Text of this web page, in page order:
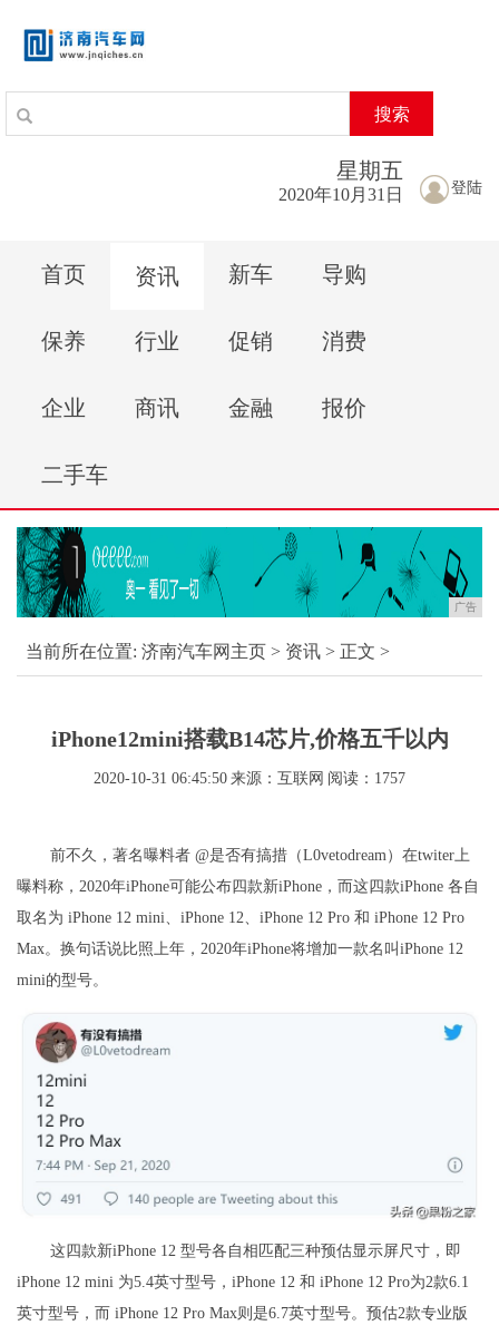
搜索
登陆
星期五
2020年10月31日
首页 资讯 新车 导购
保养 行业 促销 消费
企业 商讯 金融 报价
二手车
广告
当前所在位置: 济南汽车网主页 > 资讯 > 正文 >
iPhone12mini搭载B14芯片,价格五千以内
2020-10-31 06:45:50 来源：互联网 阅读：1757
前不久，著名曝料者 @是否有搞措（L0vetodream）在twiter上
曝料称，2020年iPhone可能公布四款新iPhone，而这四款iPhone 各自
取名为 iPhone 12 mini、iPhone 12、iPhone 12 Pro 和 iPhone 12 Pro
Max。换句话说比照上年，2020年iPhone将增加一款名叫iPhone 12
mini的型号。
这四款新iPhone 12 型号各自相匹配三种预估显示屏尺寸，即
iPhone 12 mini 为5.4英寸型号，iPhone 12 和 iPhone 12 Pro为2款6.1
英寸型号，而 iPhone 12 Pro Max则是6.7英寸型号。预估2款专业版